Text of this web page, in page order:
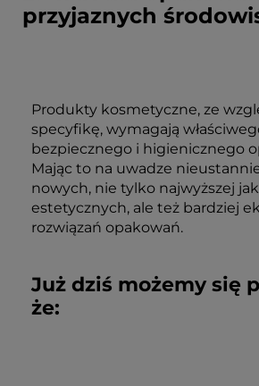
przyjaznych
Produkty kosmetyczne, ze
specyfikę, wymagają
bezpiecznego i higienicznego
Mając to na uwadze
nowych, nie tylko najwyższej
estetycznych, ale też bardziej
rozwiązań opakowań.
Już dziś możemy się
że: